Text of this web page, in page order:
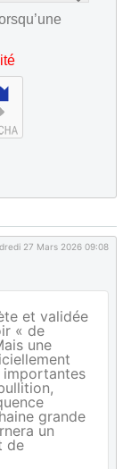
27 Mars 2026 09:08
et validée
« de
une
importantes
grande
un
de